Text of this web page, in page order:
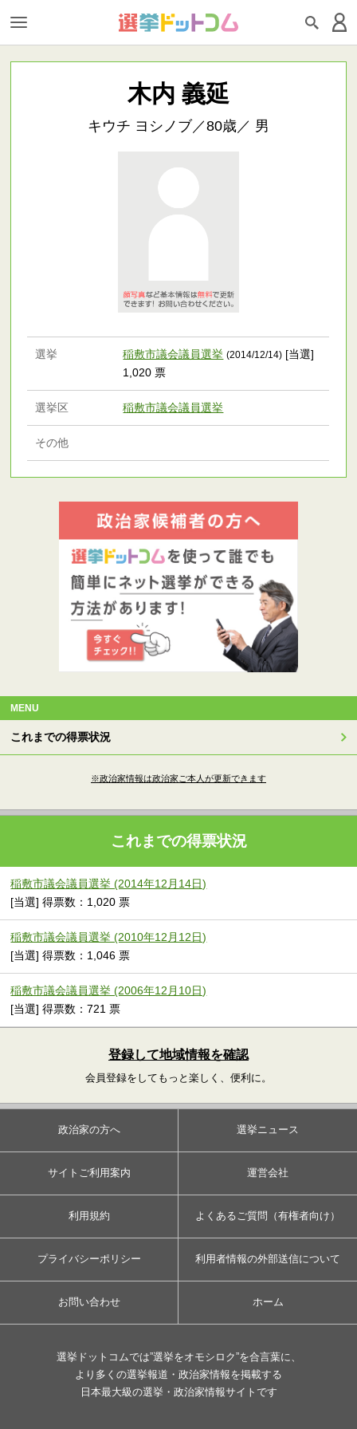
木内 義延
キウチ ヨシノブ／80歳／ 男
選挙 稲敷市議会議員選挙 (2014/12/14) [当選]
1,020 票
選挙区 稲敷市議会議員選挙
その他
MENU
これまでの得票状況
※政治家情報は政治家ご本人が更新できます
これまでの得票状況
稲敷市議会議員選挙 (2014年12月14日)
[当選] 得票数：1,020 票
稲敷市議会議員選挙 (2010年12月12日)
[当選] 得票数：1,046 票
稲敷市議会議員選挙 (2006年12月10日)
[当選] 得票数：721 票
登録して地域情報を確認
会員登録をしてもっと楽しく、便利に。
政治家の方へ 選挙ニュース
サイトご利用案内 運営会社
利用規約 よくあるご質問（有権者向け）
プライバシーポリシー 利用者情報の外部送信について
お問い合わせ ホーム
選挙ドットコムでは”選挙をオモシロク”を合言葉に、
より多くの選挙報道・政治家情報を掲載する
日本最大級の選挙・政治家情報サイトです